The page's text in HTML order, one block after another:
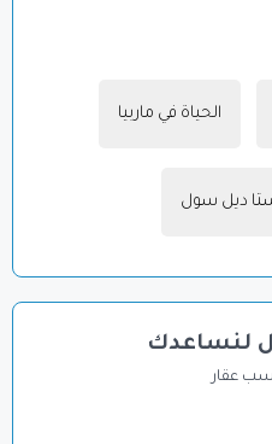
لنساعدك
عقار
الحياة في ماربيا
ديل سول